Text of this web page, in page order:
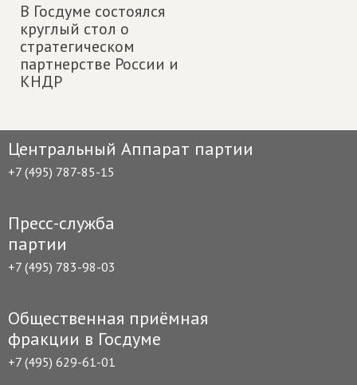
В Госдуме состоялся
круглый стол о
стратегическом
партнерстве России и
КНДР
Центральный Аппарат партии
+7 (495) 787-85-15
Пресс-служба
партии
+7 (495) 783-98-03
Общественная приёмная
фракции в Госдуме
+7 (495) 629-61-01